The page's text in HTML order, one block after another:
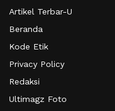
Artikel Terbar-U
Beranda
Kode Etik
Privacy Policy
Redaksi
Ultimagz Foto